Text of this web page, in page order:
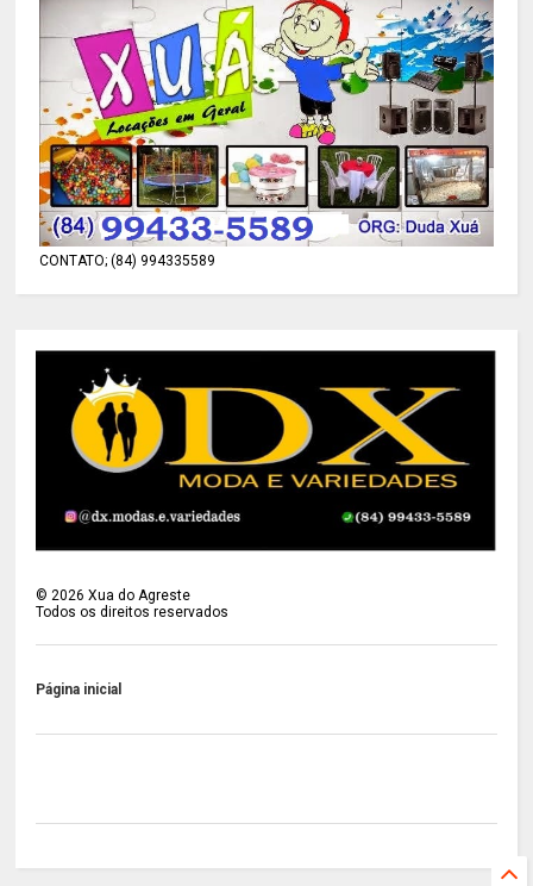
CONTATO; (84) 994335589
©2026 Xua do Agreste
Todos os direitos reservados
Página inicial